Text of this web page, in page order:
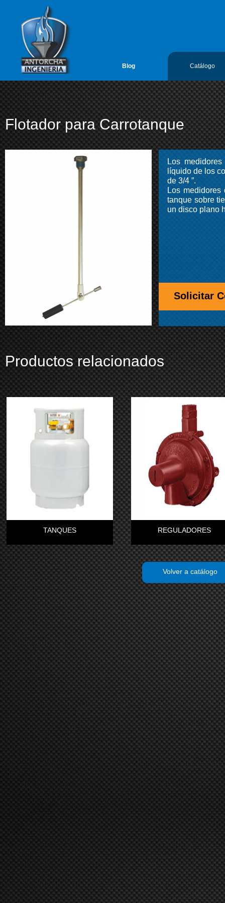
google-site-
Antorcha Ingenieria 1 Catálogo
Blog
Flotador para Carrotanque
Los
líquido de los
de 3/4 ”.
Los
tanque sobre
un disco plano
Solicitar
Productos relacionados
TANQUES REGULADORES
Volver a catálogo